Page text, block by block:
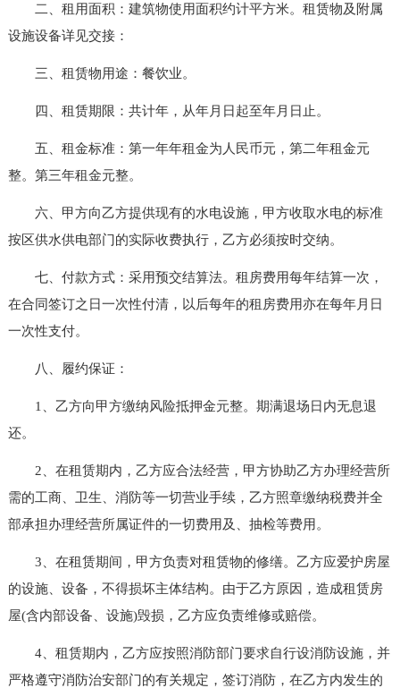
二、租用面积：建筑物使用面积约计平方米。租赁物及附属
设施设备详见交接：
三、租赁物用途：餐饮业。
四、租赁期限：共计年，从年月日起至年月日止。
五、租金标准：第一年年租金为人民币元，第二年租金元
整。第三年租金元整。
六、甲方向乙方提供现有的水电设施，甲方收取水电的标准
按区供水供电部门的实际收费执行，乙方必须按时交纳。
七、付款方式：采用预交结算法。租房费用每年结算一次，
在合同签订之日一次性付清，以后每年的租房费用亦在每年月日
一次性支付。
八、履约保证：
1、乙方向甲方缴纳风险抵押金元整。期满退场日内无息退
还。
2、在租赁期内，乙方应合法经营，甲方协助乙方办理经营所
需的工商、卫生、消防等一切营业手续，乙方照章缴纳税费并全
部承担办理经营所属证件的一切费用及、抽检等费用。
3、在租赁期间，甲方负责对租赁物的修缮。乙方应爱护房屋
的设施、设备，不得损坏主体结构。由于乙方原因，造成租赁房
屋(含内部设备、设施)毁损，乙方应负责维修或赔偿。
4、租赁期内，乙方应按照消防部门要求自行设消防设施，并
严格遵守消防治安部门的有关规定，签订消防，在乙方内发生的